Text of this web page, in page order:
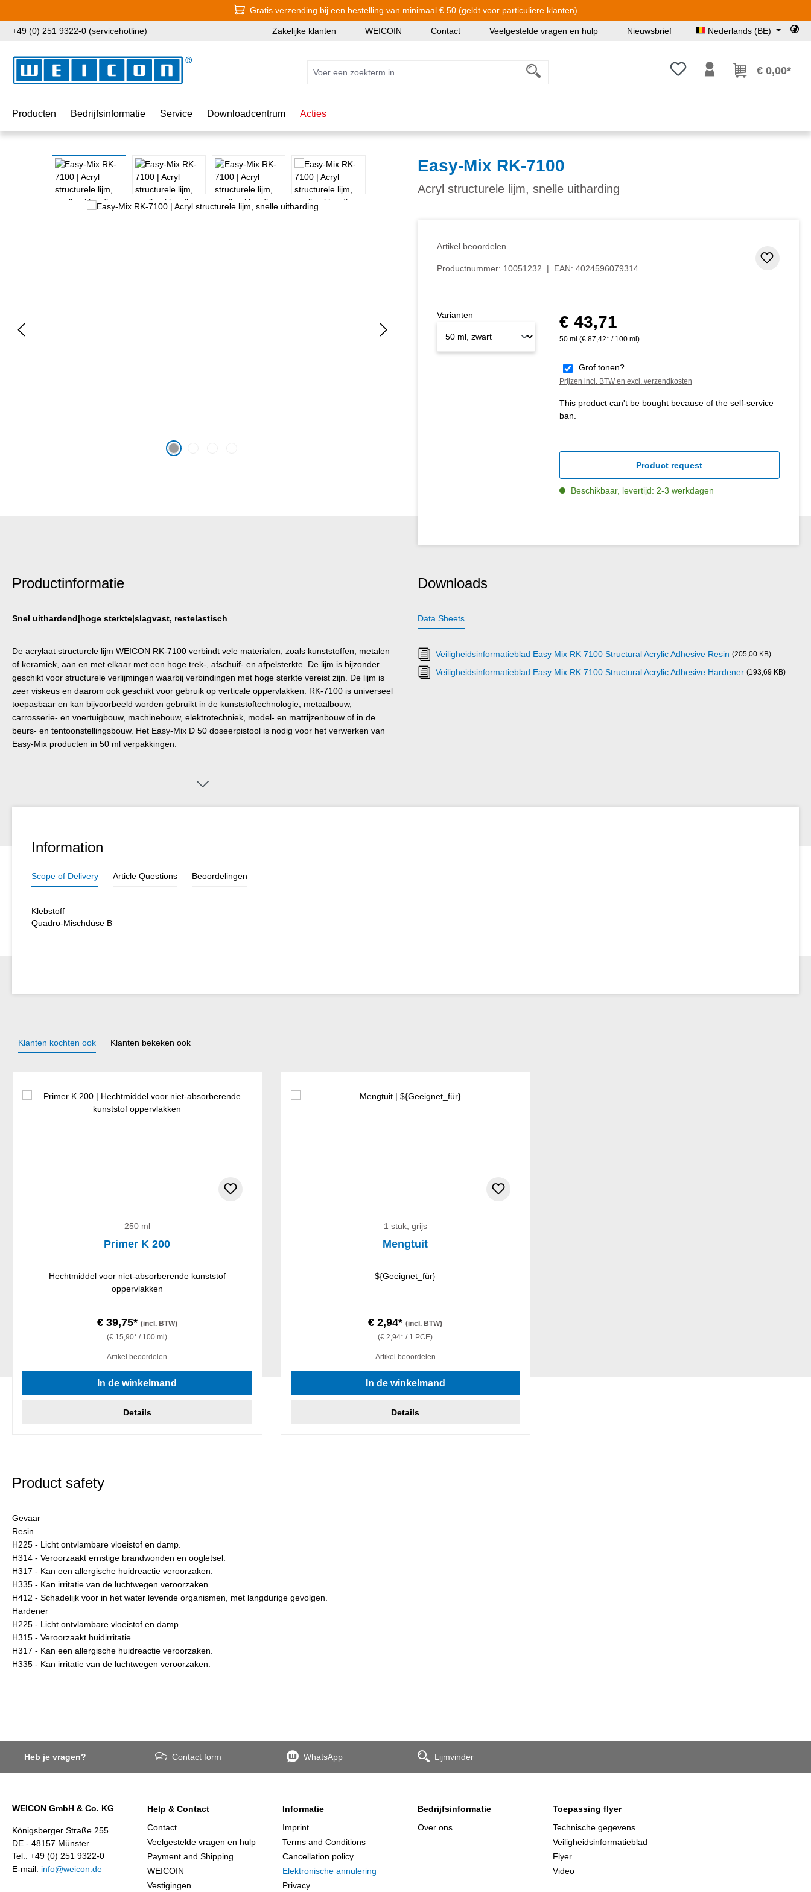
Gratis verzending bij een bestelling van minimaal € 50 (geldt voor particuliere klanten)
+49 (0) 251 9322-0 (servicehotline) Zakelijke klanten WEICOIN Contact Veelgestelde vragen en hulp Nieuwsbrief Nederlands (BE)
Je hebt 0 items op je€ 0,00*
Producten Bedrijfsinformatie Service Downloadcentrum Acties
Afbeeldingengalerij overslaan Easy-Mix RK-7100
Acryl structurele lijm, snelle uitharding
Artikel beoordelen
Productnummer: 10051232 | EAN: 4024596079314
Normale prijs:
€ 43,71
50 ml (€ 87,42* / 100 ml)
Grof tonen?
Prijzen incl. BTW en excl. verzendkosten
This product can't be bought because of the self-service
ban.
Varianten
Product request
Beschikbaar, levertijd: 2-3 werkdagen
Productinformatie
Snel uithardend|hoge sterkte|slagvast, restelastisch
De acrylaat structurele lijm WEICON RK-7100 verbindt vele materialen, zoals kunststoffen, metalen
of keramiek, aan en met elkaar met een hoge trek-, afschuif- en afpelsterkte. De lijm is bijzonder
geschikt voor structurele verlijmingen waarbij verbindingen met hoge sterkte vereist zijn. De lijm is
zeer viskeus en daarom ook geschikt voor gebruik op verticale oppervlakken. RK-7100 is universeel
toepasbaar en kan bijvoorbeeld worden gebruikt in de kunststoftechnologie, metaalbouw,
carrosserie- en voertuigbouw, machinebouw, elektrotechniek, model- en matrijzenbouw of in de
beurs- en tentoonstellingsbouw. Het Easy-Mix D 50 doseerpistool is nodig voor het verwerken van
Easy-Mix producten in 50 ml verpakkingen.
Downloads
Data Sheets
Veiligheidsinformatieblad Easy Mix RK 7100 Structural Acrylic Adhesive Resin (205,00 KB)
Veiligheidsinformatieblad Easy Mix RK 7100 Structural Acrylic Adhesive Hardener (193,69 KB)
Information
Scope of Delivery Article Questions Beoordelingen
Klebstoff
Quadro-Mischdüse B
Klanten kochten ook Klanten bekeken ook
250 ml
Primer K 200
Hechtmiddel voor niet-absorberende kunststof
oppervlakken
€ 39,75* (incl. BTW)
(€ 15,90* / 100 ml)
Artikel beoordelen
In de winkelmand
Details
1 stuk, grijs
Mengtuit
${Geeignet_für}
€ 2,94*(incl. BTW)
(€ 2,94* / 1 PCE)
Artikel beoordelen
In de winkelmand
Details
Product safety
Gevaar
Resin
H225 - Licht ontvlambare vloeistof en damp.
H314 - Veroorzaakt ernstige brandwonden en oogletsel.
H317 - Kan een allergische huidreactie veroorzaken.
H335 - Kan irritatie van de luchtwegen veroorzaken.
H412 - Schadelijk voor in het water levende organismen, met langdurige gevolgen.
Hardener
H225 - Licht ontvlambare vloeistof en damp.
H315 - Veroorzaakt huidirritatie.
H317 - Kan een allergische huidreactie veroorzaken.
H335 - Kan irritatie van de luchtwegen veroorzaken.
Heb je vragen? Contact form WhatsApp Lijmvinder
WEICON GmbH & Co. KG
Königsberger Straße 255
DE - 48157 Münster
Tel.: +49 (0) 251 9322-0
E-mail: info@weicon.de
Help & Contact
Contact
Veelgestelde vragen en hulp
Payment and Shipping
WEICOIN
Vestigingen
Informatie
Imprint
Terms and Conditions
Cancellation policy
Elektronische annulering
Privacy
Bedrijfsinformatie
Over ons
Toepassing flyer
Technische gegevens
Veiligheidsinformatieblad
Flyer
Video